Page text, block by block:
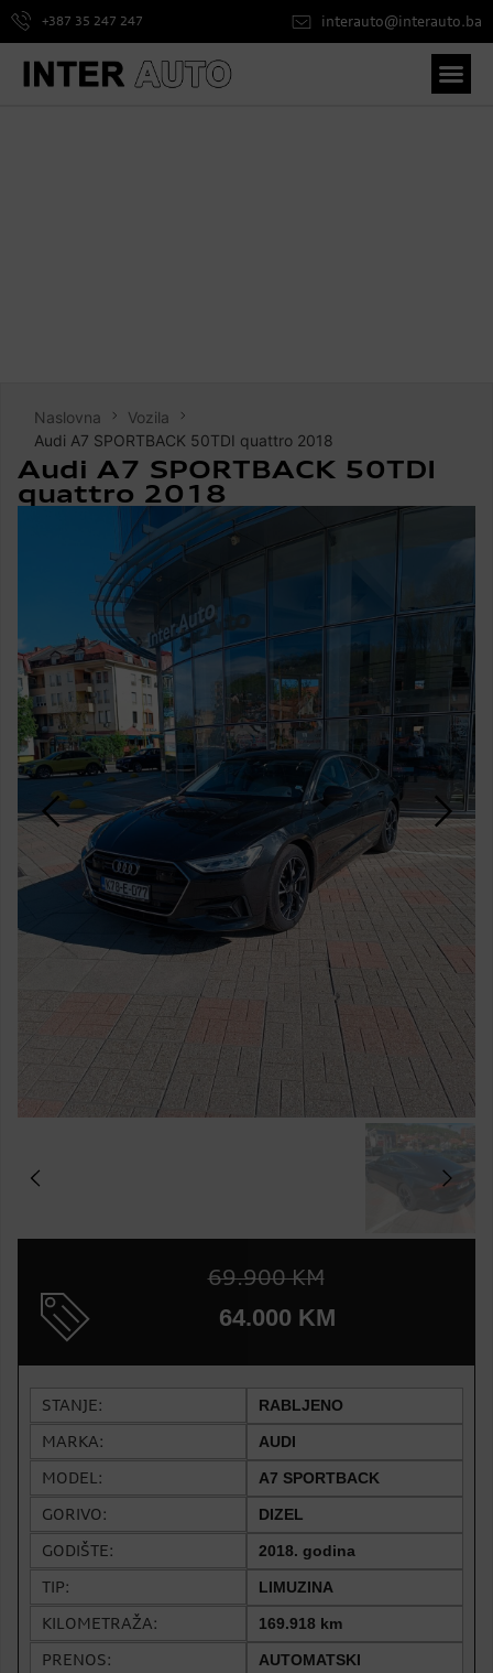
+387 35 247 247 interauto@interauto.ba
Naslovna
Vozila
Audi A7 SPORTBACK 50TDI quattro 2018
Audi A7 SPORTBACK 50TDI
quattro 2018
69.900 KM
64.000 KM
STANJE: RABLJENO
MARKA: AUDI
MODEL: A7 SPORTBACK
GORIVO: DIZEL
GODIŠTE: 2018. godina
TIP: LIMUZINA
KILOMETRAŽA: 169.918 km
PRENOS: AUTOMATSKI